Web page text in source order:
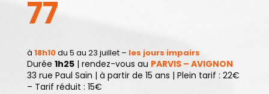
77
à 18h10du 5 au 23 juillet – les jours impairs
Durée 1h25| rendez-vous au PARVIS – AVIGNON
33 rue Paul Saïn | à partir de 15 ans | Plein tarif : 22€
– Tarif réduit : 15€